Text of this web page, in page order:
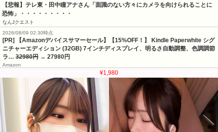
【悲報】テレ東・田中瞳アナさん「面識のない方々にカメラを向けられることに
恐怖」・・・・・・・・・
なんJクエスト
2026/08/09 02:30時点
[PR] 【Amazonデバイスサマーセール】【15%OFF！】 Kindle Paperwhite シグ
ニチャーエディション (32GB) 7インチディスプレイ、明るさ自動調整、色調調節
ラ… 32980円 → 27980円
Amazon